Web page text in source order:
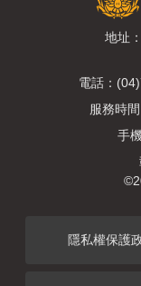
地址
電話：
服務時
手
隱私權保護